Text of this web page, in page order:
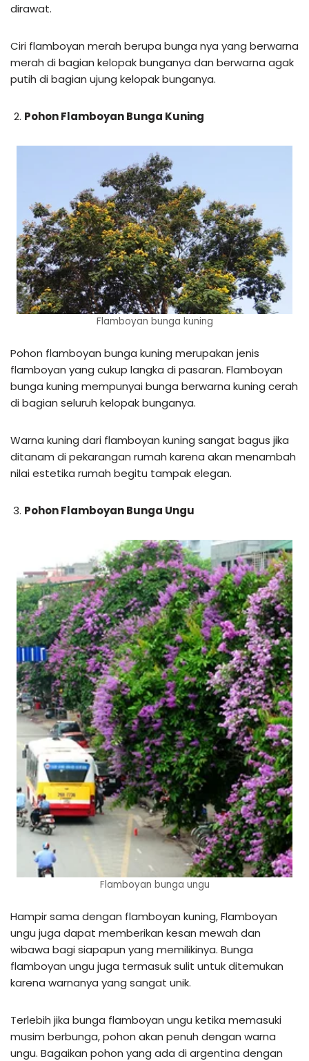
dirawat.
Ciri flamboyan merah berupa bunga nya yang berwarna
merah di bagian kelopak bunganya dan berwarna agak
putih di bagian ujung kelopak bunganya.
Pohon Flamboyan Bunga Kuning
Flamboyan bunga kuning
Pohon flamboyan bunga kuning merupakan jenis
flamboyan yang cukup langka di pasaran. Flamboyan
bunga kuning mempunyai bunga berwarna kuning cerah
di bagian seluruh kelopak bunganya.
Warna kuning dari flamboyan kuning sangat bagus jika
ditanam di pekarangan rumah karena akan menambah
nilai estetika rumah begitu tampak elegan.
Pohon Flamboyan Bunga Ungu
Flamboyan bunga ungu
Hampir sama dengan flamboyan kuning, Flamboyan
ungu juga dapat memberikan kesan mewah dan
wibawa bagi siapapun yang memilikinya. Bunga
flamboyan ungu juga termasuk sulit untuk ditemukan
karena warnanya yang sangat unik.
Terlebih jika bunga flamboyan ungu ketika memasuki
musim berbunga, pohon akan penuh dengan warna
ungu. Bagaikan pohon yang ada di argentina dengan